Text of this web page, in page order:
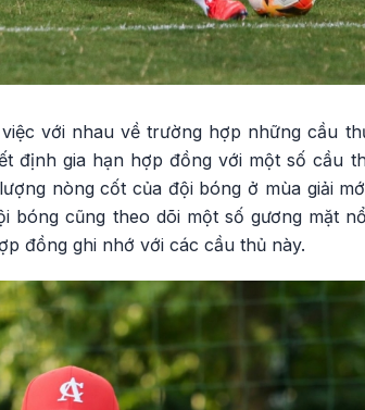
với nhau về trường hợp những cầu
định gia hạn hợp đồng với một số cầu
nòng cốt của đội bóng ở mùa giải
bóng cũng theo dõi một số gương mặt
đồng ghi nhớ với các cầu thủ này.